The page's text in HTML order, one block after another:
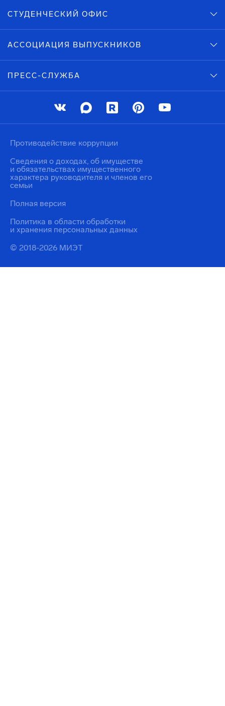
СТУДЕНЧЕСКИЙ ОФИС
АССОЦИАЦИЯ ВЫПУСКНИКОВ
ПРЕСС-СЛУЖБА
© 2018-2026 МИЭТ
Политика в области обработки
и хранения персональных данных
Противодействие коррупции
Сведения о доходах, об имуществе
и обязательствах имущественного
характера руководителя и членов его
семьи
Полная версия